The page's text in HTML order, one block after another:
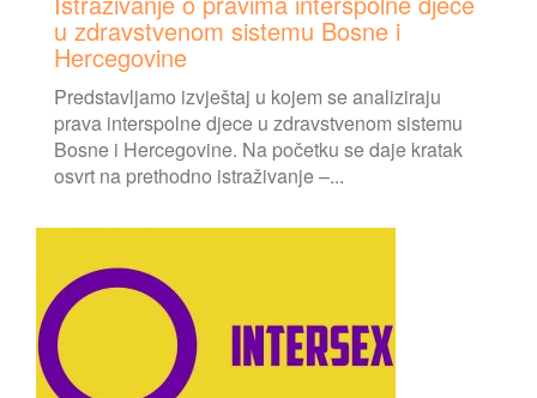
u zdravstvenom sistemu Bosne i
Hercegovine
Predstavljamo izvještaj u kojem se analiziraju
prava interspolne djece u zdravstvenom sistemu
Bosne i Hercegovine. Na početku se daje kratak
osvrt na prethodno istraživanje –...